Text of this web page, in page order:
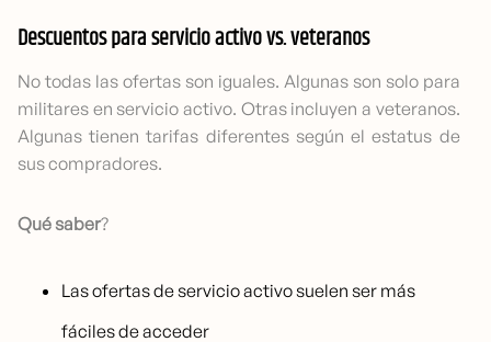
Descuentos para servicio activo vs. veteranos
No todas las ofertas son iguales. Algunas son solo para
militares en servicio activo. Otras incluyen a veteranos.
Algunas tienen tarifas diferentes según el estatus de
sus compradores.
Qué saber?
Las ofertas de servicio activo suelen ser más
fáciles de acceder